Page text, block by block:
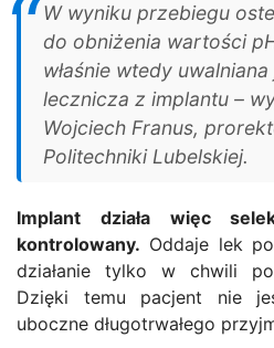
W wyniku przebiegu
do obniżenia wartości
właśnie wtedy
lecznicza z implantu –
Wojciech Franus,
Politechniki Lubelskiej.
Implant działa więc
kontrolowany. Oddaje lek
działanie tylko w chwili
Dzięki temu pacjent nie
uboczne długotrwałego